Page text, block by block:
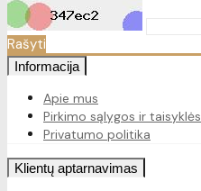
Rašyti
Informacija
Apie mus
Pirkimo sąlygos ir taisyklės
Privatumo politika
Klientų aptarnavimas